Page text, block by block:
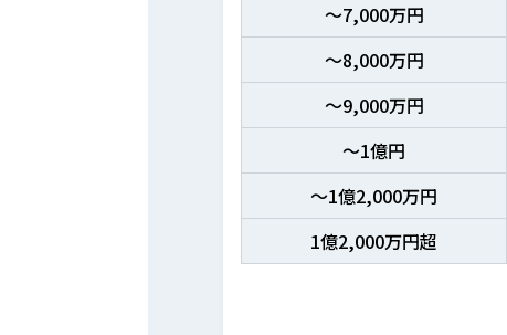
～7,000万円
～8,000万円
～9,000万円
～1億円
～1億2,000万円
1億2,000万円超